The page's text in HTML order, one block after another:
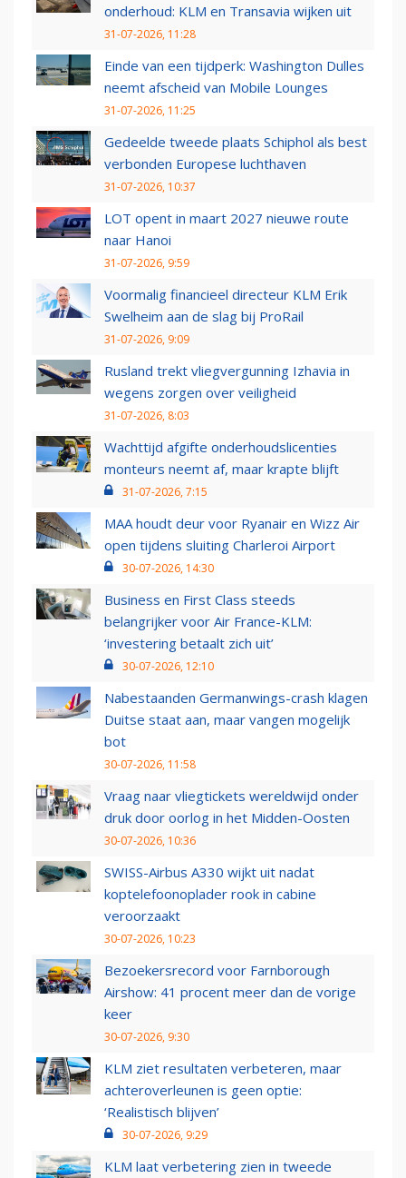
onderhoud: KLM en Transavia wijken uit
31-07-2026, 11:28
Einde van een tijdperk: Washington Dulles
neemt afscheid van Mobile Lounges
31-07-2026, 11:25
Gedeelde tweede plaats Schiphol als best
verbonden Europese luchthaven
31-07-2026, 10:37
LOT opent in maart 2027 nieuwe route
naar Hanoi
31-07-2026, 9:59
Voormalig financieel directeur KLM Erik
Swelheim aan de slag bij ProRail
31-07-2026, 9:09
Rusland trekt vliegvergunning Izhavia in
wegens zorgen over veiligheid
31-07-2026, 8:03
Wachttijd afgifte onderhoudslicenties
monteurs neemt af, maar krapte blijft
31-07-2026, 7:15
MAA houdt deur voor Ryanair en Wizz Air
open tijdens sluiting Charleroi Airport
30-07-2026, 14:30
Business en First Class steeds
belangrijker voor Air France-KLM:
‘investering betaalt zich uit’
30-07-2026, 12:10
Nabestaanden Germanwings-crash klagen
Duitse staat aan, maar vangen mogelijk
bot
30-07-2026, 11:58
Vraag naar vliegtickets wereldwijd onder
druk door oorlog in het Midden-Oosten
30-07-2026, 10:36
SWISS-Airbus A330 wijkt uit nadat
koptelefoonoplader rook in cabine
veroorzaakt
30-07-2026, 10:23
Bezoekersrecord voor Farnborough
Airshow: 41 procent meer dan de vorige
keer
30-07-2026, 9:30
KLM ziet resultaten verbeteren, maar
achteroverleunen is geen optie:
‘Realistisch blijven’
30-07-2026, 9:29
KLM laat verbetering zien in tweede